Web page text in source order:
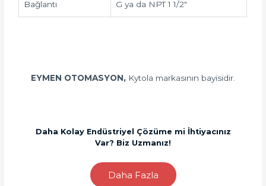
Bağlantı G ya da NPT 1 1/2″
EYMEN OTOMASYON, Kytola markasının bayisidir.
Daha Kolay Endüstriyel Çözüme mi İhtiyacınız
Var? Biz Uzmanız!
Daha Fazla